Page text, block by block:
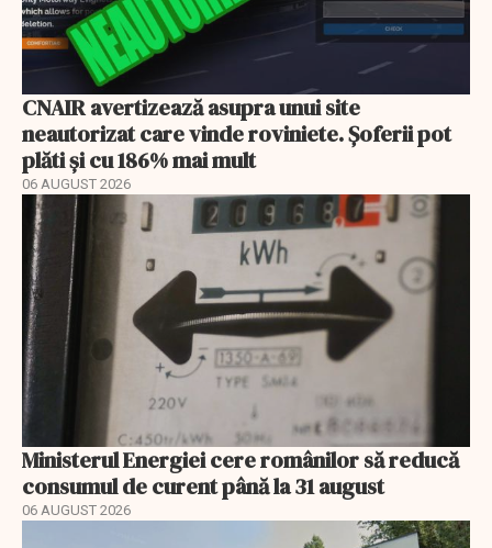
CNAIR avertizează asupra unui site
neautorizat care vinde roviniete. Șoferii pot
plăti și cu 186% mai mult
06 AUGUST 2026
Ministerul Energiei cere românilor să reducă
consumul de curent până la 31 august
06 AUGUST 2026